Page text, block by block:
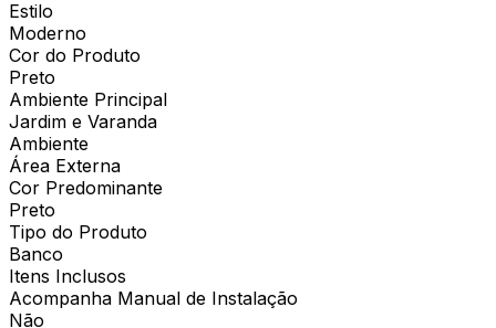
Estilo
Moderno
Cor do Produto
Preto
Ambiente Principal
Jardim e Varanda
Ambiente
Área Externa
Cor Predominante
Preto
Tipo do Produto
Banco
Itens Inclusos
Acompanha Manual de Instalação
Não